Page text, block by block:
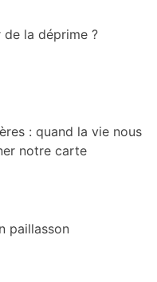
la déprime ?
: quand la vie nous
notre carte
paillasson